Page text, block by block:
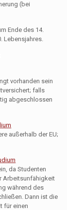
(bei
Ende des 14.
Lebensjahres.
vorhanden sein
falls
abgeschlossen
außerhalb der EU;
da Studenten
Arbeitsunfähigkeit
während des
Dann ist die
für einen